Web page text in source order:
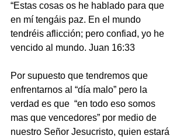
“Estas cosas os he hablado para que
en mí tengáis paz. En el mundo
tendréis aflicción; pero confiad, yo he
vencido al mundo. Juan 16:33
Por supuesto que tendremos que
enfrentarnos al “día malo” pero la
verdad es que  “en todo eso somos
mas que vencedores” por medio de
nuestro Señor Jesucristo, quien estará